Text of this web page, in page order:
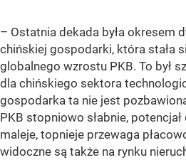
– Ostatnia dekada była okresem
chińskiej gospodarki, która stała
globalnego wzrostu PKB. To był
dla chińskiego sektora
gospodarka ta nie jest
PKB stopniowo słabnie,
maleje, topnieje przewaga
widoczne są także na rynku